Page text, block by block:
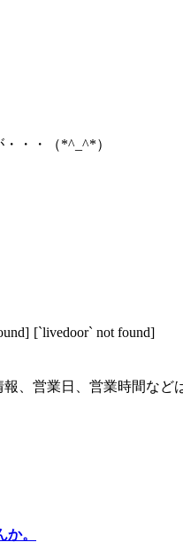
・・（*^_^*）
[`livedoor` not found]
、営業日、営業時間な
。